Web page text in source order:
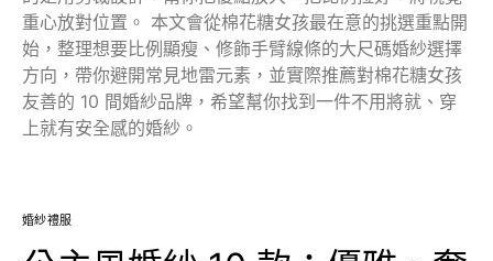
重心放對位置。 本文會從棉花糖女孩最在意的挑選重點開
始，整理想要比例顯瘦、修飾手臂線條的大尺碼婚紗選擇
方向，帶你避開常見地雷元素，並實際推薦對棉花糖女孩
友善的 10 間婚紗品牌，希望幫你找到一件不用將就、穿
上就有安全感的婚紗。
婚紗禮服